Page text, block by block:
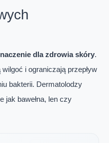
dla zdrowia skóry.
i ograniczają przepływ
bakterii. Dermatolodzy
jak bawełna, len czy